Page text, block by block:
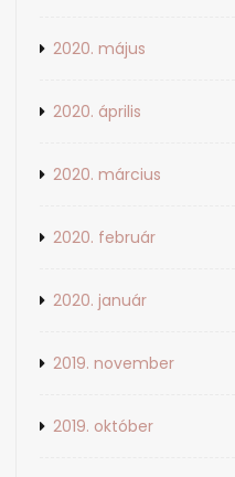
2020. május
2020. április
2020. március
2020. február
2020. január
2019. november
2019. október